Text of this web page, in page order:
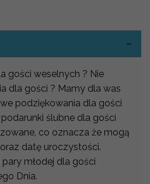
gości weselnych ? Nie
dla gości ? Mamy dla was
podziękowania dla gości
ślubne dla gości
co oznacza że mogą
datę uroczystości.
młodej dla gości
Dnia.